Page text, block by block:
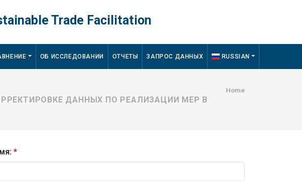
Trade Facilitation
ОБ ИССЛЕДОВАНИИ ОТЧЕТЫ ЗАПРОС ДАННЫХ RUSSIAN
Home
ДАННЫХ ПО РЕАЛИЗАЦИИ МЕР В